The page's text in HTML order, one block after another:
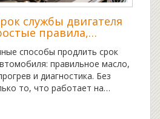
службы двигателя
правила,
способы продлить срок
правильное масло,
и диагностика. Без
то, что работает на